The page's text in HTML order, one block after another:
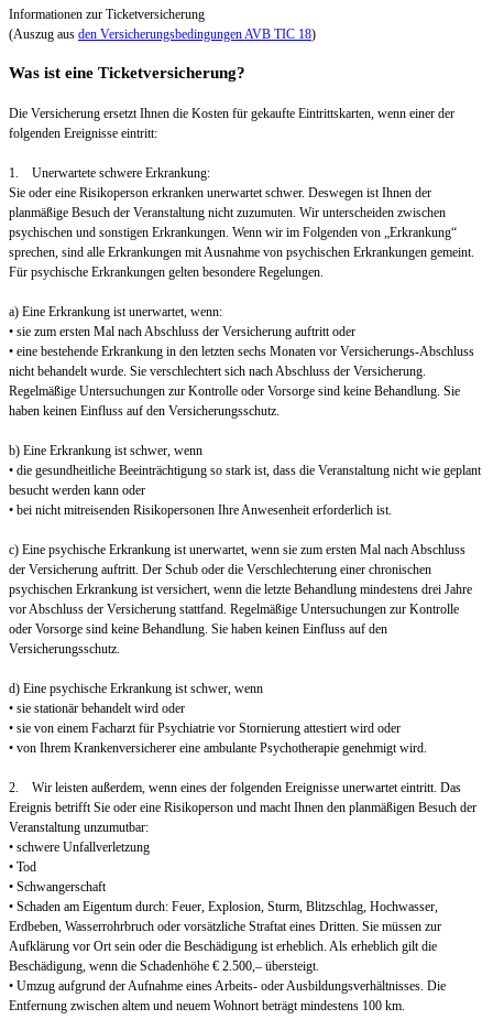
Informationen zur Ticketversicherung
(Auszug aus den Versicherungsbedingungen AVB TIC 18)
Was ist eine Ticketversicherung?
Die Versicherung ersetzt Ihnen die Kosten für gekaufte Eintrittskarten, wenn einer der
folgenden Ereignisse eintritt:
1. Unerwartete schwere Erkrankung:
Sie oder eine Risikoperson erkranken unerwartet schwer. Deswegen ist Ihnen der
planmäßige Besuch der Veranstaltung nicht zuzumuten. Wir unterscheiden zwischen
psychischen und sonstigen Erkrankungen. Wenn wir im Folgenden von „Erkrankung“
sprechen, sind alle Erkrankungen mit Ausnahme von psychischen Erkrankungen gemeint.
Für psychische Erkrankungen gelten besondere Regelungen.
a) Eine Erkrankung ist unerwartet, wenn:
• sie zum ersten Mal nach Abschluss der Versicherung auftritt oder
• eine bestehende Erkrankung in den letzten sechs Monaten vor Versicherungs-Abschluss
nicht behandelt wurde. Sie verschlechtert sich nach Abschluss der Versicherung.
Regelmäßige Untersuchungen zur Kontrolle oder Vorsorge sind keine Behandlung. Sie
haben keinen Einfluss auf den Versicherungsschutz.
b) Eine Erkrankung ist schwer, wenn
• die gesundheitliche Beeinträchtigung so stark ist, dass die Veranstaltung nicht wie geplant
besucht werden kann oder
• bei nicht mitreisenden Risikopersonen Ihre Anwesenheit erforderlich ist.
c) Eine psychische Erkrankung ist unerwartet, wenn sie zum ersten Mal nach Abschluss
der Versicherung auftritt. Der Schub oder die Verschlechterung einer chronischen
psychischen Erkrankung ist versichert, wenn die letzte Behandlung mindestens drei Jahre
vor Abschluss der Versicherung stattfand. Regelmäßige Untersuchungen zur Kontrolle
oder Vorsorge sind keine Behandlung. Sie haben keinen Einfluss auf den
Versicherungsschutz.
d) Eine psychische Erkrankung ist schwer, wenn
• sie stationär behandelt wird oder
• sie von einem Facharzt für Psychiatrie vor Stornierung attestiert wird oder
• von Ihrem Krankenversicherer eine ambulante Psychotherapie genehmigt wird.
2. Wir leisten außerdem, wenn eines der folgenden Ereignisse unerwartet eintritt. Das
Ereignis betrifft Sie oder eine Risikoperson und macht Ihnen den planmäßigen Besuch der
Veranstaltung unzumutbar:
• schwere Unfallverletzung
• Tod
• Schwangerschaft
• Schaden am Eigentum durch: Feuer, Explosion, Sturm, Blitzschlag, Hochwasser,
Erdbeben, Wasserrohrbruch oder vorsätzliche Straftat eines Dritten. Sie müssen zur
Aufklärung vor Ort sein oder die Beschädigung ist erheblich. Als erheblich gilt die
Beschädigung, wenn die Schadenhöhe € 2.500,– übersteigt.
• Umzug aufgrund der Aufnahme eines Arbeits- oder Ausbildungsverhältnisses. Die
Entfernung zwischen altem und neuem Wohnort beträgt mindestens 100 km.